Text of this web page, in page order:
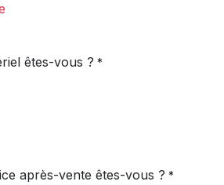
êtes-vous ? *
après-vente êtes-vous ? *